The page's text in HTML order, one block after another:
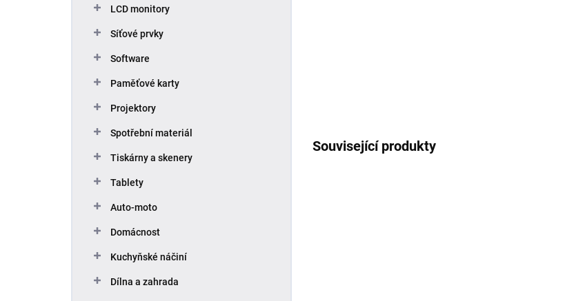
LCD monitory
Síťové prvky
Software
Paměťové karty
Projektory
Spotřební materiál
Tiskárny a skenery
Tablety
Auto-moto
Domácnost
Kuchyňské náčiní
Dílna a zahrada
Související produkty